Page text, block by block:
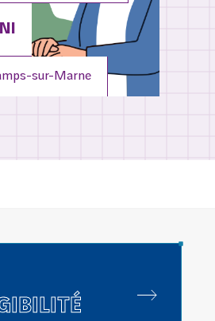
sur-Marne